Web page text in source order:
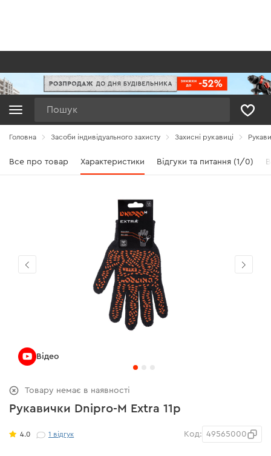
Головна Засоби індивідуального захисту Захисні рукавиці
Все про товар Характеристики Відгуки та питання (1/0)
Рукавички Dnipro-M Extra 11р
4.0 1 відгук Код: 49565000
Товару немає в наявності
Відео